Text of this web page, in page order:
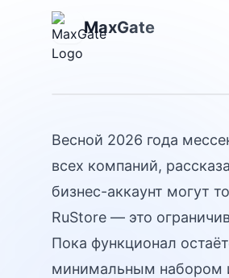
MaxGate
что
Весной 2026 года
всех компаний,
бизнес-аккаунт могут
RuStore — это
Пока функционал
минимальным набором